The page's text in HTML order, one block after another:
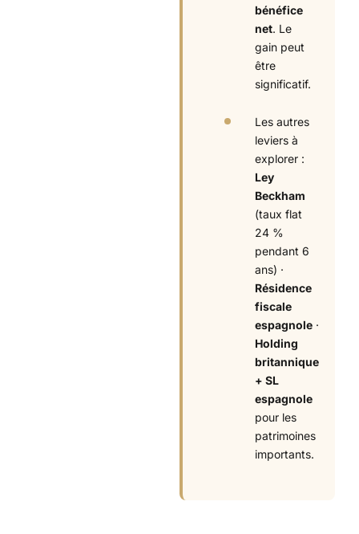
bénéfice
net. Le
gain peut
être
significatif.
Les autres
leviers à
explorer :
Ley
Beckham
(taux flat
24 %
pendant 6
ans) ·
Résidence
fiscale
espagnole·
Holding
britannique
+ SL
espagnole
pour les
patrimoines
importants.